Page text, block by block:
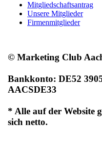
Mitgliedschaftsantrag
Unsere Mitglieder
Firmenmitglieder
© Marketing Club
Bankkonto: DE52
AACSDE33
* Alle auf der Website
sich netto.